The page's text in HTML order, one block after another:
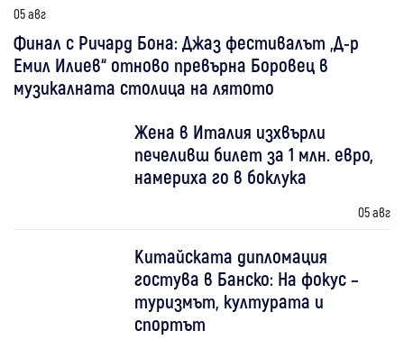
05 авг
Финал с Ричард Бона: Джаз фестивалът „Д-р
Емил Илиев“ отново превърна Боровец в
музикалната столица на лятото
Жена в Италия изхвърли
печеливш билет за 1 млн. евро,
намериха го в боклука
05 авг
Китайската дипломация
гостува в Банско: На фокус –
туризмът, културата и
спортът